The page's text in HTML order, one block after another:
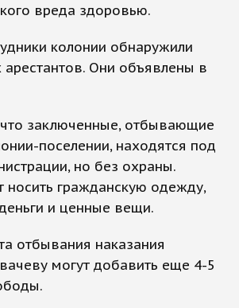
вреда здоровью.
колонии обнаружили
арестантов. Они объявлены в
что заключенные, отбывающие
поселении, находятся под
но без охраны.
носить гражданскую одежду,
и ценные вещи.
отбывания наказания
могут добавить еще 4-5